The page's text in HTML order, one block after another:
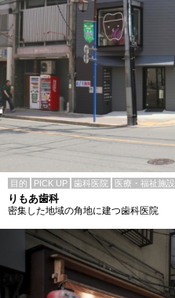
目的 PICK UP 歯科医院 医療・福祉施設
りもあ歯科
密集した地域の角地に建つ歯科医院